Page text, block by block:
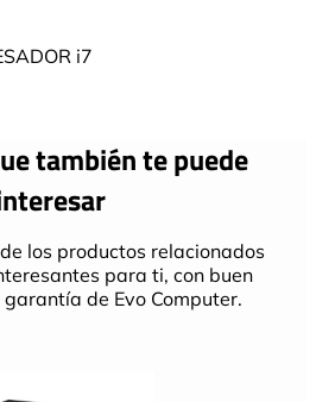
i7
también te puede
los productos relacionados
para ti, con buen
de Evo Computer.